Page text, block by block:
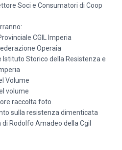
Soci e Consumatori di Coop
CGIL Imperia
Operaia
Istituto Storico della Resistenza e
Volume
volume
raccolta foto.
sulla resistenza dimenticata
Rodolfo Amadeo della Cgil